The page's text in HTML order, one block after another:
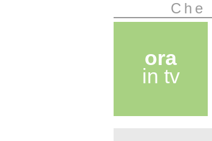
ora
in tv